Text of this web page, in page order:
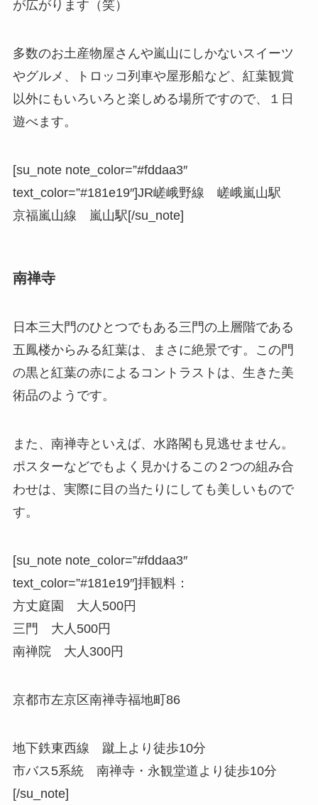
が広がります（笑）
多数のお土産物屋さんや嵐山にしかないスイーツ
やグルメ、トロッコ列車や屋形船など、紅葉観賞
以外にもいろいろと楽しめる場所ですので、１日
遊べます。
[su_note note_color=”#fddaa3″
text_color=”#181e19″]JR嵯峨野線 嵯峨嵐山駅
京福嵐山線 嵐山駅[/su_note]
南禅寺
日本三大門のひとつでもある三門の上層階である
五鳳楼からみる紅葉は、まさに絶景です。この門
の黒と紅葉の赤によるコントラストは、生きた美
術品のようです。
また、南禅寺といえば、水路閣も見逃せません。
ポスターなどでもよく見かけるこの２つの組み合
わせは、実際に目の当たりにしても美しいもので
す。
[su_note note_color=”#fddaa3″
text_color=”#181e19″]拝観料：
方丈庭園 大人500円
三門 大人500円
南禅院 大人300円
京都市左京区南禅寺福地町86
地下鉄東西線 蹴上より徒歩10分
市バス5系統 南禅寺・永観堂道より徒歩10分
[/su_note]